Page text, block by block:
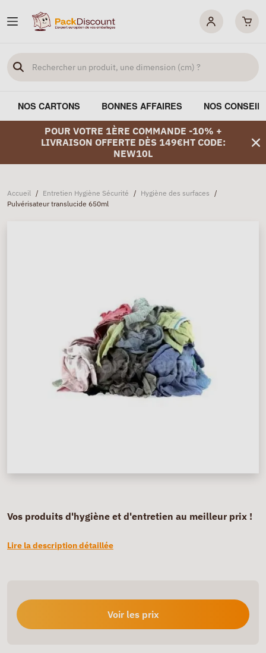
NOS CARTONS BONNES AFFAIRES NOS
POUR VOTRE 1ÈRE COMMANDE -10% +
LIVRAISON OFFERTE DÈS 149€HT CODE:
NEW10L
Accueil / Entretien Hygiène Sécurité / Hygiène des surfaces /
Pulvérisateur translucide 650ml
Vos produits d'hygiène et d'entretien au meilleur prix !
Lire la description détaillée
Voir les prix